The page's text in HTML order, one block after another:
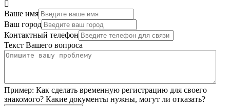
Ваше имя
Ваш город
Контактный телефон
Текст Вашего вопроса
Пример: Как сделать временную регистрацию для своего
знакомого? Какие документы нужны, могут ли отказать?